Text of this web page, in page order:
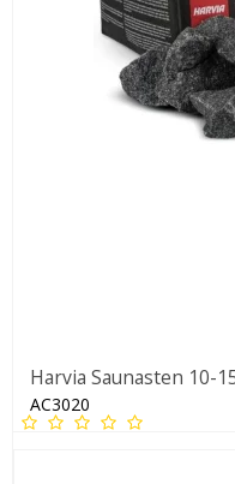
Harvia Saunasten 10-
AC3020